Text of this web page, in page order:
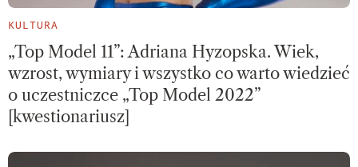
KULTURA
„Top Model 11”: Adriana Hyzopska. Wiek,
wzrost, wymiary i wszystko co warto wiedzieć
o uczestniczce „Top Model 2022”
[kwestionariusz]